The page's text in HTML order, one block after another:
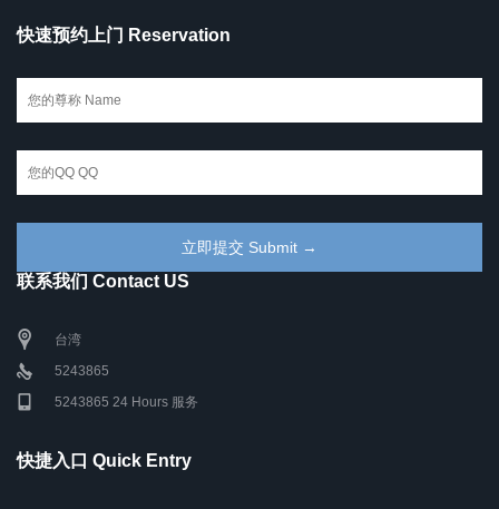
快速预约上门 Reservation
联系我们 Contact US
台湾
5243865
5243865 24 Hours 服务
快捷入口 Quick Entry